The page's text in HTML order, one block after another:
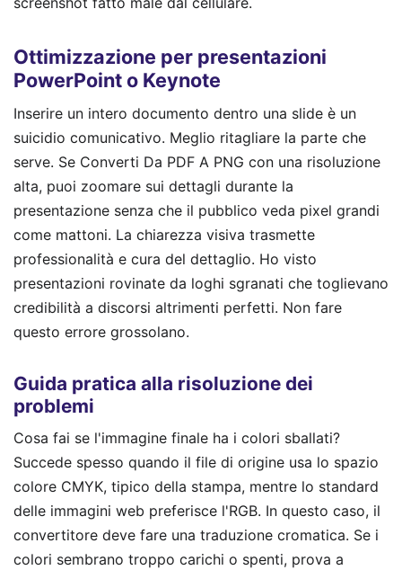
Ottimizzazione per presentazioni
PowerPoint o Keynote
Inserire un intero documento dentro una slide è un
suicidio comunicativo. Meglio ritagliare la parte che
serve. Se Converti Da PDF A PNG con una risoluzione
alta, puoi zoomare sui dettagli durante la
presentazione senza che il pubblico veda pixel grandi
come mattoni. La chiarezza visiva trasmette
professionalità e cura del dettaglio. Ho visto
presentazioni rovinate da loghi sgranati che toglievano
credibilità a discorsi altrimenti perfetti. Non fare
questo errore grossolano.
Guida pratica alla risoluzione dei
problemi
Cosa fai se l'immagine finale ha i colori sballati?
Succede spesso quando il file di origine usa lo spazio
colore CMYK, tipico della stampa, mentre lo standard
delle immagini web preferisce l'RGB. In questo caso, il
convertitore deve fare una traduzione cromatica. Se i
colori sembrano troppo carichi o spenti, prova a